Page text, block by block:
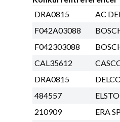
DRA0815
AC
F042A03088
F042303088
CAL35612
DRA0815
484557
210909
ERA